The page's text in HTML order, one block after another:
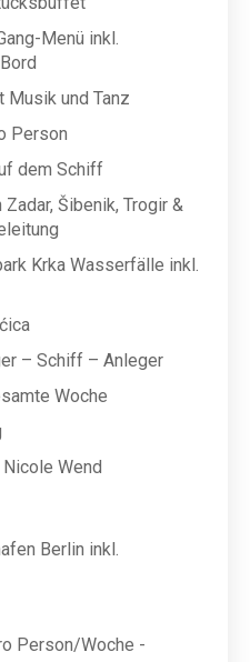
Menü inkl.
Musik und Tanz
Person
dem Schiff
Šibenik, Trogir &
Krka Wasserfälle inkl.
– Schiff – Anleger
Woche
Wend
Berlin inkl.
Person/Woche -